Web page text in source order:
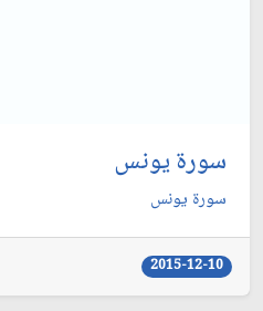
سورة يونس
سورة يونس
2015-12-10